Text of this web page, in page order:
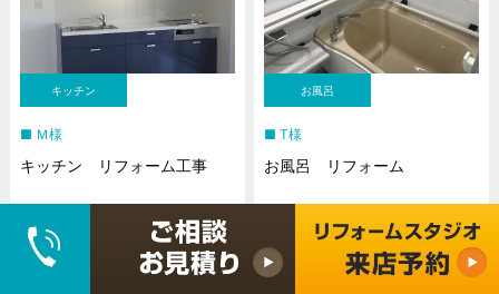
キッチン
Ｍ様
キッチン リフォーム工事
お風呂
T様
お風呂 リフォーム